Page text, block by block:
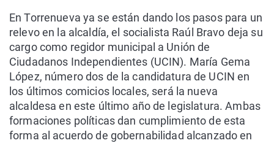
En Torrenueva ya se están dando los pasos para un
relevo en la alcaldía, el socialista Raúl Bravo deja su
cargo como regidor municipal a Unión de
Ciudadanos Independientes (UCIN). María Gema
López, número dos de la candidatura de UCIN en
los últimos comicios locales, será la nueva
alcaldesa en este último año de legislatura. Ambas
formaciones políticas dan cumplimiento de esta
forma al acuerdo de gobernabilidad alcanzado en